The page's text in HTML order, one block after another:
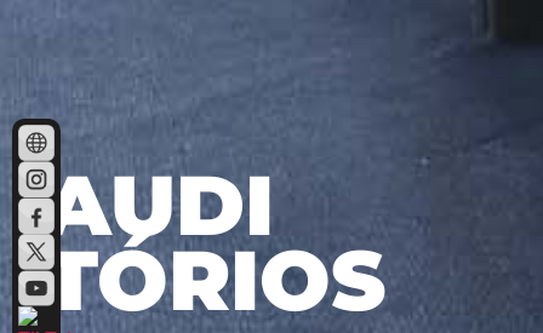
AUDI
TÓRIOS